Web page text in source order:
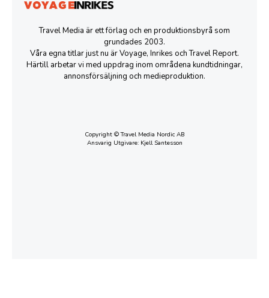
Travel Media är ett förlag och en produktionsbyrå som
grundades 2003.
Våra egna titlar just nu är Voyage, Inrikes och Travel Report.
Härtill arbetar vi med uppdrag inom områdena kundtidningar,
annonsförsäljning och medieproduktion.
Copyright © Travel Media Nordic AB
Ansvarig Utgivare: Kjell Santesson